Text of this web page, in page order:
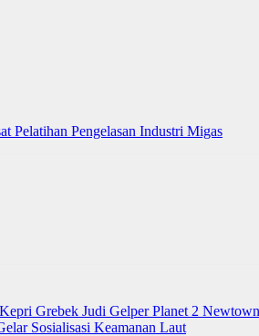
Pelatihan Pengelasan Industri Migas
Grebek Judi Gelper Planet 2 Newtown
Sosialisasi Keamanan Laut